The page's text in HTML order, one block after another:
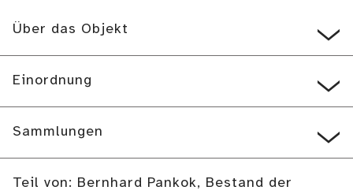
Über das Objekt
Einordnung
Sammlungen
Teil von: Bernhard Pankok, Bestand der